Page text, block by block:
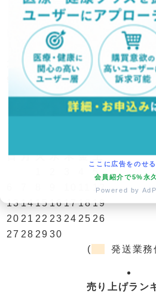
今月(2026年8月)
月 火 水 木 金
3 4 5 6 7
8
10 11 1213 14
15
16171819202122
2728 29
日 月 火 水 木 金 土
5
12
13141516171819
20 21 22 23 24 25 26
27 28 29 30
(
発送業務
売り上げラン
ここに広告をのせ
会員紹介で5%永
Powered by